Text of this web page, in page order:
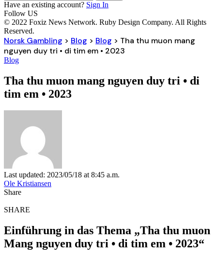
Have an existing account? Sign In
Follow US
© 2022 Foxiz News Network. Ruby Design Company. All Rights
Reserved.
Norsk Gambling > Blog > Blog > Tha thu muon mang
nguyen duy tri • di tim em • 2023
Blog
Tha thu muon mang nguyen duy tri • di
tim em • 2023
Last updated: 2023/05/18 at 8:45 a.m.
Ole Kristiansen
Share
SHARE
Einführung in das Thema „Tha thu muon
Mang nguyen duy tri • di tim em • 2023“